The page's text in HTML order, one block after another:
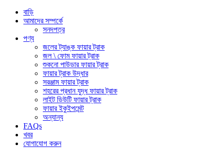
বাড়ি
আমাদের সম্পর্কে
সনদপত্র
পণ্য
জলের ট্যাঙ্ক ফায়ার ট্রাক
জল \ ফোম ফায়ার ট্রাক
শুকনো পাউডার ফায়ার ট্রাক
ফায়ার ট্রাক উদ্ধার
সরঞ্জাম ফায়ার ট্রাক
শহরের প্রধান যুদ্ধ ফায়ার ট্রাক
লাইট ডিউটি ​​ফায়ার ট্রাক
ফায়ার ইকুইপমেন্ট
অন্যান্য
FAQs
খবর
যোগাযোগ করুন